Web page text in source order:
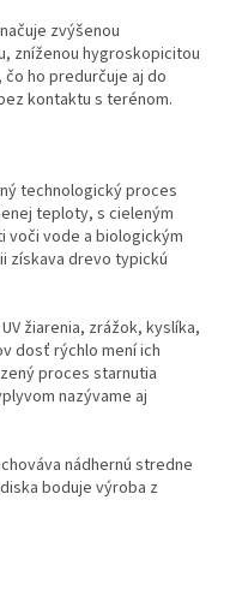
zvýšenou
zníženou hygroskopicitou
ho predurčuje aj do
kontaktu s terénom.
technologický proces
teploty, s cieleným
voči vode a biologickým
získava drevo typickú
žiarenia, zrážok, kyslíka,
dosť rýchlo mení ich
proces starnutia
nazývame aj
nádhernú stredne
boduje výroba z